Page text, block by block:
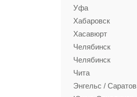
Уфа
Хабаровск
Хасавюрт
Челябинск
Челябинск
Чита
Энгельс / Саратов